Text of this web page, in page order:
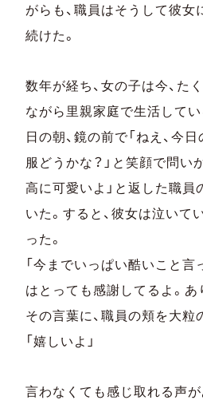
がらも、職員はそうして彼女
続けた。
数年が経ち、女の子は今、た
ながら里親家庭で生活して
日の朝、鏡の前で「ねえ、今
服どうかな？」と笑顔で問い
高に可愛いよ」と返した職員
いた。すると、彼女は泣いて
った。
「今までいっぱい酷いこと⾔
はとっても感謝してるよ。あ
その⾔葉に、職員の頬を大粒
「嬉しいよ」
言わなくても感じ取れる声